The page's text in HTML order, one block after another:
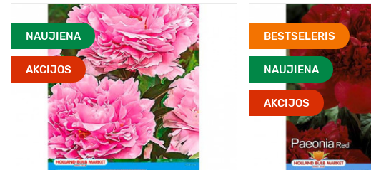
NAUJIENA
AKCIJOS
BESTSELERIS
NAUJIENA
AKCIJOS